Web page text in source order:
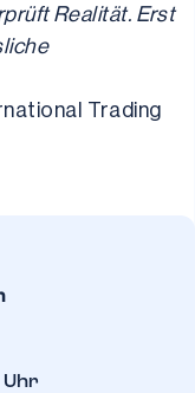
Realität. Erst
Trading
Uhr